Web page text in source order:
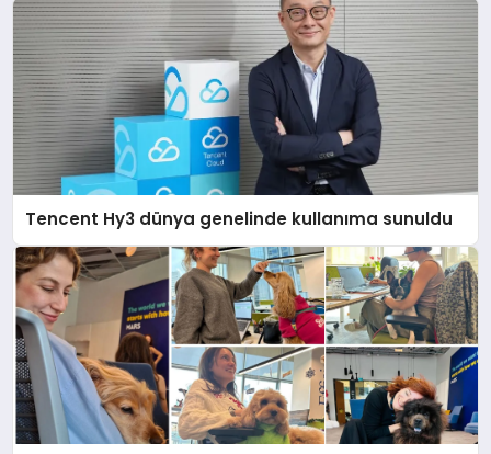
Tencent Hy3 dünya genelinde kullanıma sunuldu